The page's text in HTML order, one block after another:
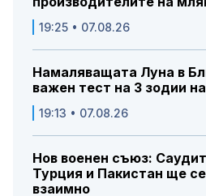
19:25 • 07.08.26
Намаляващата Луна в
важен тест на 3 зодии
19:13 • 07.08.26
Нов военен съюз:
Турция и Пакистан ще
взаимно